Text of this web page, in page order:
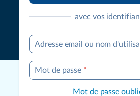
avec vos
Adresse email ou nom
Mot de passe *
Mot de passe